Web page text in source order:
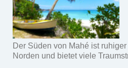
Der Süden von Mahé ist
Norden und bietet viele